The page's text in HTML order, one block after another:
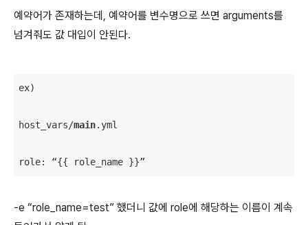
예약어가 존재하는데, 예약어를 변수명으로 쓰면 arguments를
넘겨줘도 값 대입이 안된다.
ex)
host_vars/main.yml
role: “{{ role_name }}”
-e “role_name=test” 했더니 값에 role에 해당하는 이름이 계속